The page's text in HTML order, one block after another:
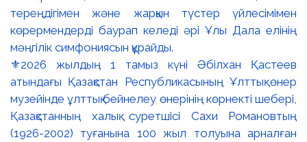
⚜️2026 жылдың 1 тамыз күні Әбілхан Қастеев
атындағы Қазақстан Республикасының Ұлттық өнер
музейінде ұлттық бейнелеу өнерінің көрнекті шебері,
Қазақстанның халық суретшісі Сахи Романовтың
(1926-2002) туғанына 100 жыл толуына арналған